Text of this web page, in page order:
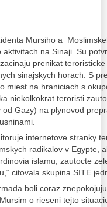
Mursiho a
na Sinaji. Su
prenikat
sinajskych horach. S
miest na hraniciach s
niekolkokrat teroristi
Gazy) na plynovod
internetove stranky
radikalov v Egypte,
islamu, zautocte
citovala skupina SITE
boli coraz
o rieseni tejto